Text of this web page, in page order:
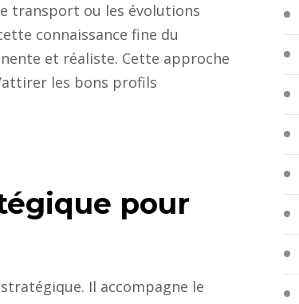
transport ou les évolutions
connaissance fine du
et réaliste. Cette approche
les bons profils
pour
Il accompagne le